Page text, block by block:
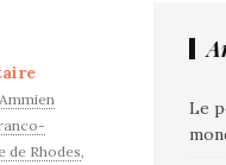
Ammien
de Rhodes,
Le